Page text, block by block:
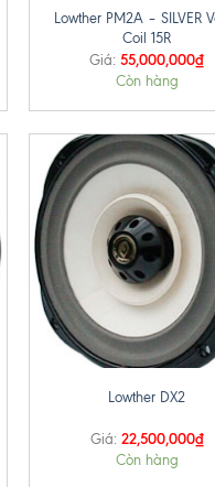
Lowther PM2A – SILVER
Coil 15R
Giá: 55,000,000₫
Còn hàng
Lowther DX2
Giá: 22,500,000₫
Còn hàng